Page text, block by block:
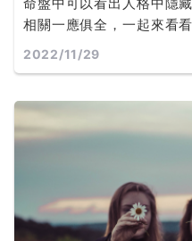
相關一應俱全，一起來看
同探索不為人知的你吧!
2022/11/29